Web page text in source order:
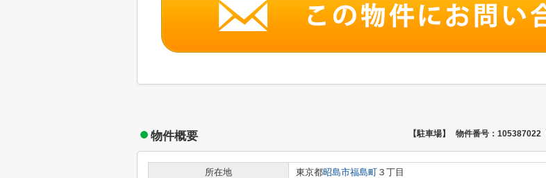
物件概要 【駐車場】 物件番号：105387022
所在地 東京都昭島市福島町 ３丁目